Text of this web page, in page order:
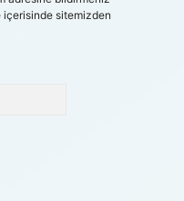
sitemizden